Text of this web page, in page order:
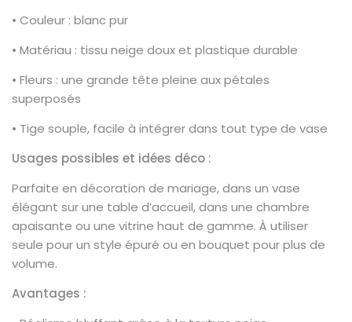
• Couleur : blanc pur
• Matériau : tissu neige doux et plastique durable
• Fleurs : une grande tête pleine aux pétales
superposés
• Tige souple, facile à intégrer dans tout type de vase
Usages possibles et idées déco :
Parfaite en décoration de mariage, dans un vase
élégant sur une table d’accueil, dans une chambre
apaisante ou une vitrine haut de gamme. À utiliser
seule pour un style épuré ou en bouquet pour plus de
volume.
Avantages :